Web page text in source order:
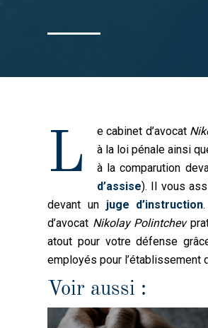
L e cabinet d’avocat
à la loi pénale ainsi
à la comparution
d’assise). Il vous
devant un juge d’instruction
d’avocat Nikolay Polintchev
atout pour votre défense
employés pour l’établissement
Voir aussi :